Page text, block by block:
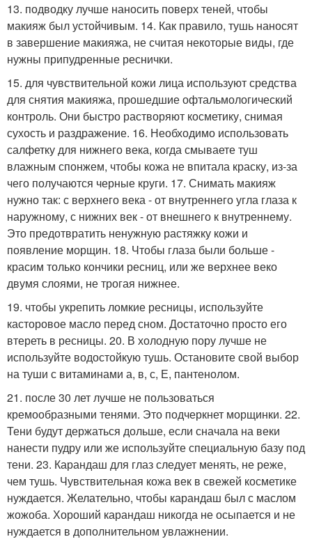
13. подводку лучше наносить поверх теней, чтобы
макияж был устойчивым. 14. Как правило, тушь наносят
в завершение макияжа, не считая некоторые виды, где
нужны припудренные реснички.
15. для чувствительной кожи лица используют средства
для снятия макияжа, прошедшие офтальмологический
контроль. Они быстро растворяют косметику, снимая
сухость и раздражение. 16. Необходимо использовать
салфетку для нижнего века, когда смываете туш
влажным спонжем, чтобы кожа не впитала краску, из-за
чего получаются черные круги. 17. Снимать макияж
нужно так: с верхнего века - от внутреннего угла глаза к
наружному, с нижних век - от внешнего к внутреннему.
Это предотвратить ненужную растяжку кожи и
появление морщин. 18. Чтобы глаза были больше -
красим только кончики ресниц, или же верхнее веко
двумя слоями, не трогая нижнее.
19. чтобы укрепить ломкие ресницы, используйте
касторовое масло перед сном. Достаточно просто его
втереть в ресницы. 20. В холодную пору лучше не
используйте водостойкую тушь. Остановите свой выбор
на туши с витаминами а, в, с, Е, пантенолом.
21. после 30 лет лучше не пользоваться
кремообразными тенями. Это подчеркнет морщинки. 22.
Тени будут держаться дольше, если сначала на веки
нанести пудру или же используйте специальную базу под
тени. 23. Карандаш для глаз следует менять, не реже,
чем тушь. Чувствительная кожа век в свежей косметике
нуждается. Желательно, чтобы карандаш был с маслом
жожоба. Хороший карандаш никогда не осыпается и не
нуждается в дополнительном увлажнении.